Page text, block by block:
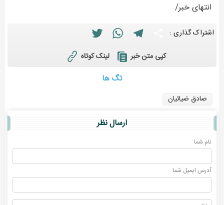
انتهای خبر/
اشتراک گذاری : Twitter
WhatsAppTelegram
کپی متن خبر لینک کوتاه
تگ ها
صادق ضیائیان
ارسال نظر
نام شما
آدرس ايميل شما